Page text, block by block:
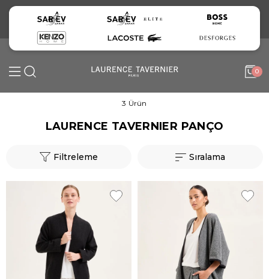
0
3 Ürün
LAURENCE TAVERNIER PANÇO
Filtreleme Sıralama